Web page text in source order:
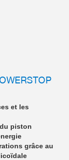
et les
piston
grâce au